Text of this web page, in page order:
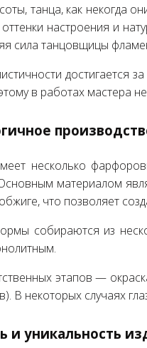
танца, как некогда
настроения и
сила танцовщицы
достигается
в работах мастера
несколько
материалом
что позволяет
собираются из
этапов —
В некоторых случаях
и уникальность